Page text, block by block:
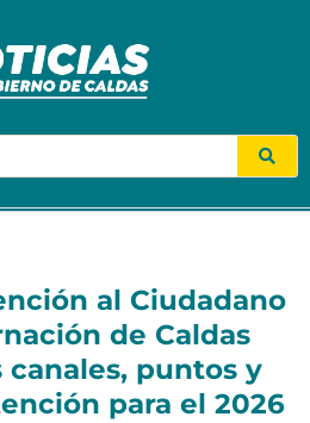
al Ciudadano
de Caldas
canales, puntos y
para el 2026